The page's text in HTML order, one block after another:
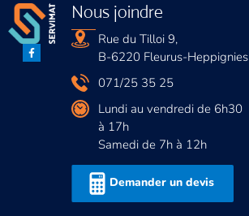
Nous joindre
Rue du Tilloi 9,
B-6220 Fleurus-Heppignies
071/25 35 25
Lundi au vendredi de 6h30
à 17h
Samedi de 7h à 12h
Demander un devis